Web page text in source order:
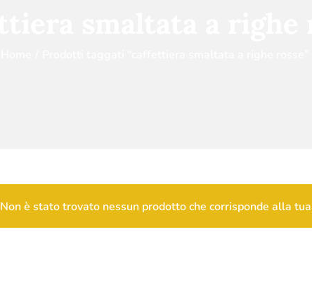
Non è stato trovato nessun prodotto che corrisponde alla